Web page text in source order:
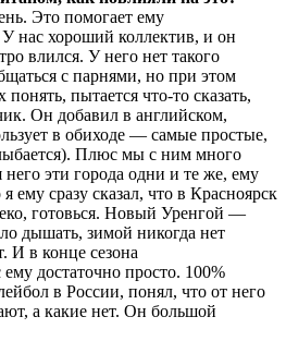
Это помогает ему
У нас хороший коллектив, и он
влился. У него нет такого
с парнями, но при этом
пытается что-то сказать,
Он добавил в английском,
в обиходе — самые простые,
Плюс мы с ним много
эти города одни и те же, ему
ему сразу сказал, что в Красноярск
готовься. Новый Уренгой —
дышать, зимой никогда нет
И в конце сезона
достаточно просто. 100%
в России, понял, что от него
а какие нет. Он большой